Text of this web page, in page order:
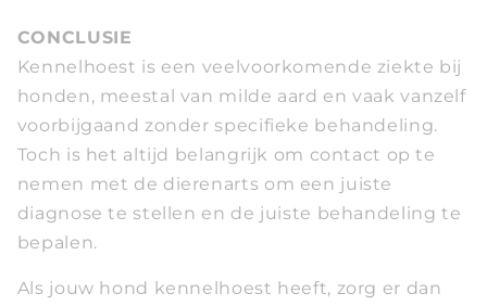
CONCLUSIE
Kennelhoest is een veelvoorkomende ziekte bij
honden, meestal van milde aard en vaak vanzelf
voorbijgaand zonder specifieke behandeling.
Toch is het altijd belangrijk om contact op te
nemen met de dierenarts om een juiste
diagnose te stellen en de juiste behandeling te
bepalen.
Als jouw hond kennelhoest heeft, zorg er dan